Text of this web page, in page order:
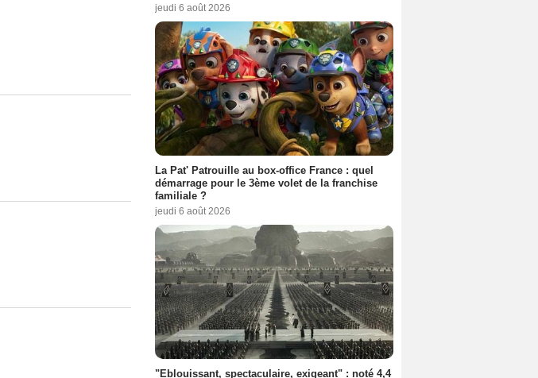
jeudi 6 août 2026
La Pat' Patrouille au box-office France : quel
démarrage pour le 3ème volet de la franchise
familiale ?
jeudi 6 août 2026
"Eblouissant, spectaculaire, exigeant" : noté 4,4